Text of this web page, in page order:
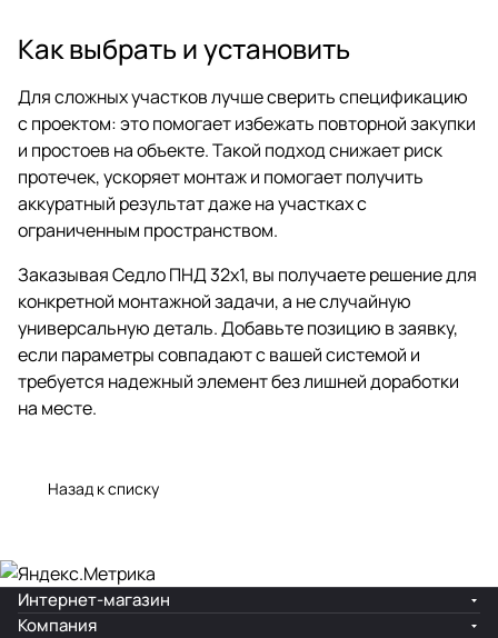
Как выбрать и установить
Для сложных участков лучше сверить спецификацию
с проектом: это помогает избежать повторной закупки
и простоев на объекте. Такой подход снижает риск
протечек, ускоряет монтаж и помогает получить
аккуратный результат даже на участках с
ограниченным пространством.
Заказывая Седло ПНД 32х1, вы получаете решение для
конкретной монтажной задачи, а не случайную
универсальную деталь. Добавьте позицию в заявку,
если параметры совпадают с вашей системой и
требуется надежный элемент без лишней доработки
на месте.
Назад к списку
Интернет-магазин
Компания